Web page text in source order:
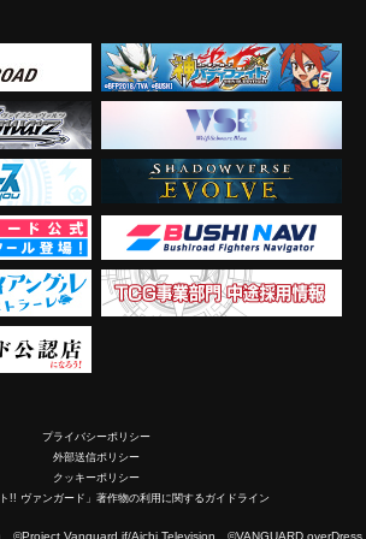
プライバシーポリシー
外部送信ポリシー
クッキーポリシー
ト!! ヴァンガード」著作物の利用に関するガイドライン
Vanguard if/Aichi Television ©VANGUARD